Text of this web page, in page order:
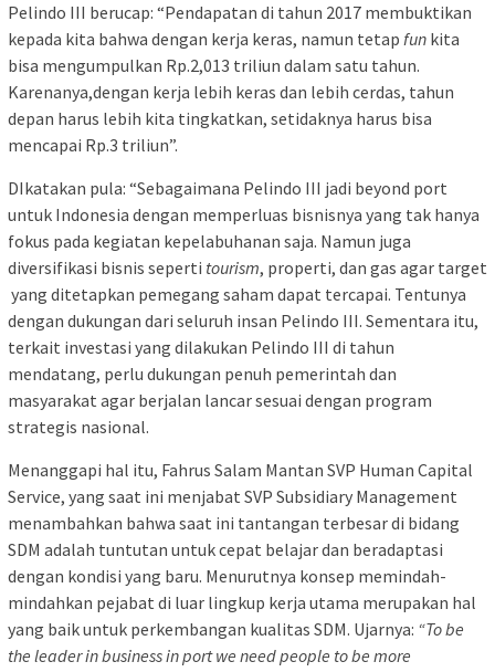
Pelindo III berucap: “Pendapatan di tahun 2017 membuktikan
kepada kita bahwa dengan kerja keras, namun tetap fun kita
bisa mengumpulkan Rp.2,013 triliun dalam satu tahun.
Karenanya,dengan kerja lebih keras dan lebih cerdas, tahun
depan harus lebih kita tingkatkan, setidaknya harus bisa
mencapai Rp.3 triliun”.
DIkatakan pula: “Sebagaimana Pelindo III jadi beyond port
untuk Indonesia dengan memperluas bisnisnya yang tak hanya
fokus pada kegiatan kepelabuhanan saja. Namun juga
diversifikasi bisnis seperti tourism, properti, dan gas agar target
yang ditetapkan pemegang saham dapat tercapai. Tentunya
dengan dukungan dari seluruh insan Pelindo III. Sementara itu,
terkait investasi yang dilakukan Pelindo III di tahun
mendatang, perlu dukungan penuh pemerintah dan
masyarakat agar berjalan lancar sesuai dengan program
strategis nasional.
Menanggapi hal itu, Fahrus Salam Mantan SVP Human Capital
Service, yang saat ini menjabat SVP Subsidiary Management
menambahkan bahwa saat ini tantangan terbesar di bidang
SDM adalah tuntutan untuk cepat belajar dan beradaptasi
dengan kondisi yang baru. Menurutnya konsep memindah-
mindahkan pejabat di luar lingkup kerja utama merupakan hal
yang baik untuk perkembangan kualitas SDM. Ujarnya: “To be
the leader in business in port we need people to be more